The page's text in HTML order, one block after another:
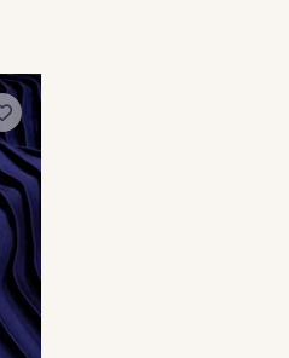
49 - Bleu Saphir